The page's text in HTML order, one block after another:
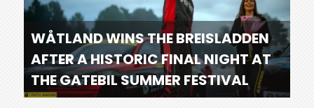
WÅTLAND WINS THE BREISLADDEN
AFTER A HISTORIC FINAL NIGHT AT
THE GATEBIL SUMMER FESTIVAL